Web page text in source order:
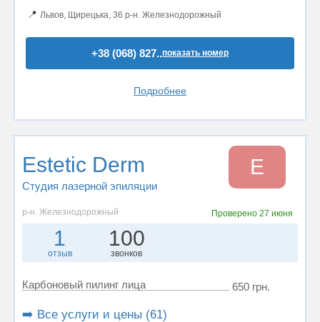
📍 Львов, Щирецька, 36 р-н. Железнодорожный
+38 (068) 827..показать номер
Подробнее
Estetic Derm
Студия лазерной эпиляции
E
р-н. Железнодорожный Проверено 27 июня
1
отзыв
100
звонков
Карбоновый пилинг лица 650 грн.
➡️ Все услуги и цены (61)